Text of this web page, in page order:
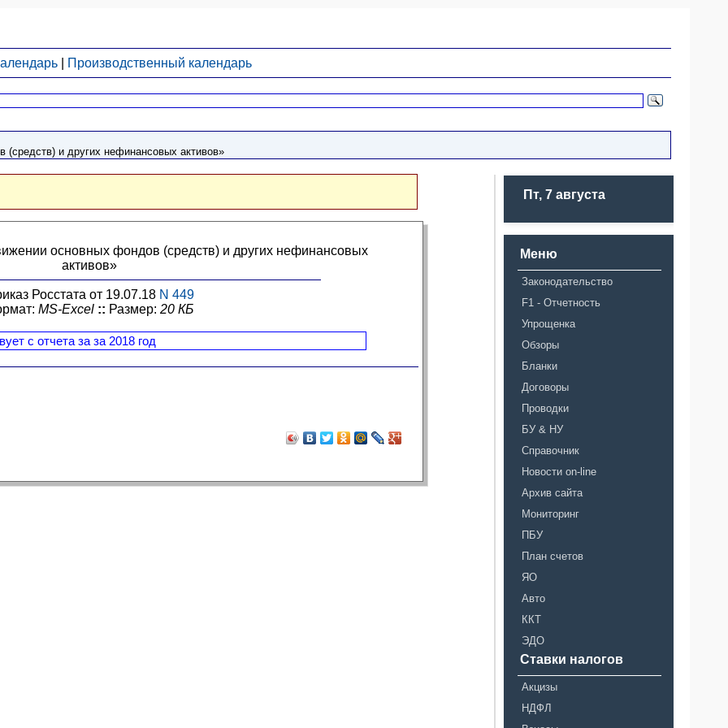
Производственный календарь
и других нефинансовых активов»
основных фондов (средств) и других нефинансовых
активов»
Росстата от 19.07.18 N 449
MS-Excel :: Размер:20 КБ
с отчета за за 2018 год
Пт, 7 августа
Меню
Законодательство
F1 - Отчетность
Упрощенка
Обзоры
Бланки
Договоры
Проводки
БУ & НУ
Справочник
Новости on-line
Архив сайта
Мониторинг
ПБУ
План счетов
ЯО
Авто
ККТ
ЭДО
Ставки налогов
Акцизы
НДФЛ